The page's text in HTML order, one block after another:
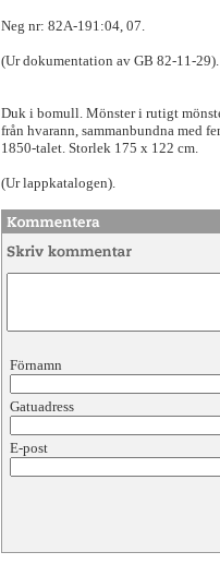
Neg nr: 82A-191:04, 07.
(Ur dokumentation av GB 82-11-29).
Duk i bomull. Mönster i rutigt
från hvarann, sammanbundna med
1850-talet. Storlek 175 x 122 cm.
(Ur lappkatalogen).
Förnamn
Gatuadress
E-post